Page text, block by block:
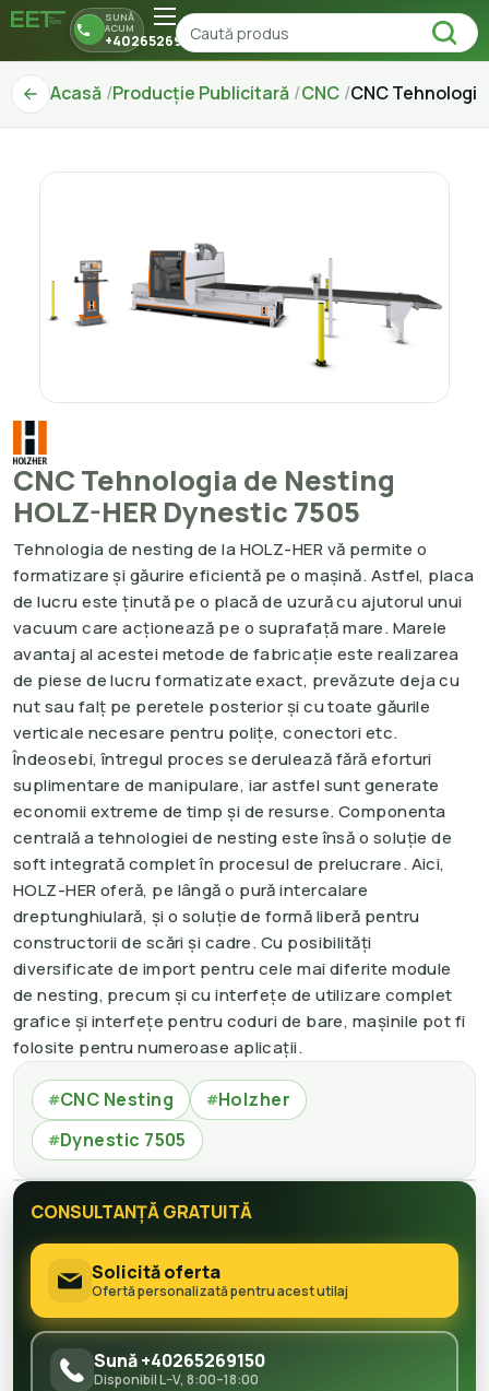
SUNĂ
ACUM
+40265269150
Acasă Producție Publicitară CNC CNC
CNC Tehnologia de Nesting
HOLZ-HER Dynestic 7505
Tehnologia de nesting de la HOLZ-HER vă permite o
formatizare și găurire eficientă pe o mașină. Astfel, placa
de lucru este ținută pe o placă de uzură cu ajutorul unui
vacuum care acționează pe o suprafață mare. Marele
avantaj al acestei metode de fabricație este realizarea
de piese de lucru formatizate exact, prevăzute deja cu
nut sau falț pe peretele posterior și cu toate găurile
verticale necesare pentru polițe, conectori etc.
Îndeosebi, întregul proces se derulează fără eforturi
suplimentare de manipulare, iar astfel sunt generate
economii extreme de timp și de resurse. Componenta
centrală a tehnologiei de nesting este însă o soluție de
soft integrată complet în procesul de prelucrare. Aici,
HOLZ-HER oferă, pe lângă o pură intercalare
dreptunghiulară, și o soluție de formă liberă pentru
constructorii de scări și cadre. Cu posibilități
diversificate de import pentru cele mai diferite module
de nesting, precum și cu interfețe de utilizare complet
grafice și interfețe pentru coduri de bare, mașinile pot fi
folosite pentru numeroase aplicații.
#CNC Nesting #Holzher
#Dynestic 7505
CONSULTANȚĂ GRATUITĂ
Solicită oferta
Ofertă personalizată pentru acest utilaj
Sună +40265269150
Disponibil L–V, 8:00–18:00